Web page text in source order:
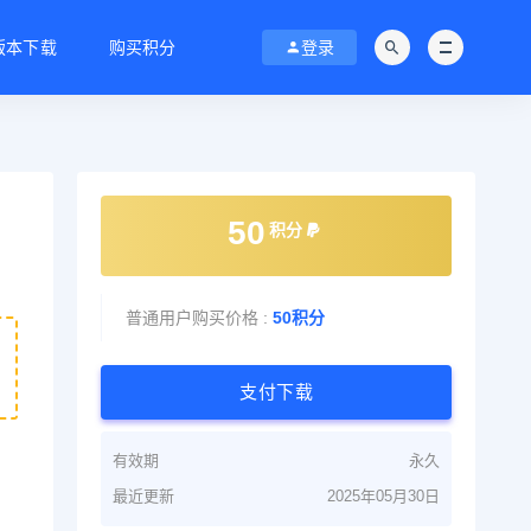
本下载 购买积分 登录
50 积分
普通用户购买价格 :50积分
支付下载
有效期
永久
最近更新
2025年05月30日